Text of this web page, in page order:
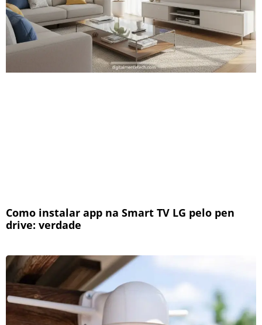
Como instalar app na Smart TV LG pelo pen
drive: verdade